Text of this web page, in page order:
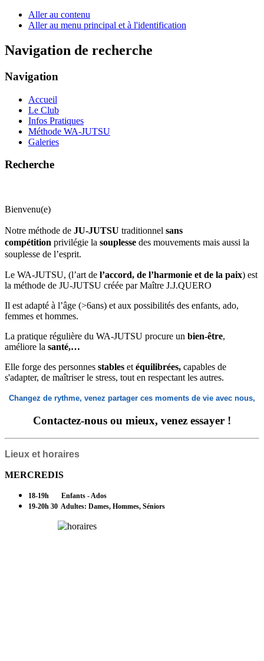
Aller au contenu
Aller au menu principal et à l'identification
Navigation de recherche
Navigation
Accueil
Le Club
Infos Pratiques
Méthode WA-JUTSU
Galeries
Recherche
Bienvenu(e)
Notre méthode de JU-JUTSU traditionnel sans
compétition privilégie la souplesse des mouvements mais aussi la
souplesse de l’esprit.
Le WA-JUTSU, (l’art de l’accord, de l’harmonie et de la paix) est
la méthode de JU-JUTSU créée par Maître J.J.QUERO
Il est adapté à l’âge (>6ans) et aux possibilités des enfants, ado,
femmes et hommes.
La pratique régulière du WA-JUTSU procure un bien-être,
améliore la santé,…
Elle forge des personnes stables et équilibrées, capables de
s'adapter, de maîtriser le stress, tout en respectant les autres.
Changez de rythme, venez partager ces moments de vie avec nous,
Contactez-nous ou mieux, venez essayer !
Lieux et horaires
MERCREDIS
18-19h Enfants - Ados
19-20h 30 Adultes: Dames, Hommes, Séniors